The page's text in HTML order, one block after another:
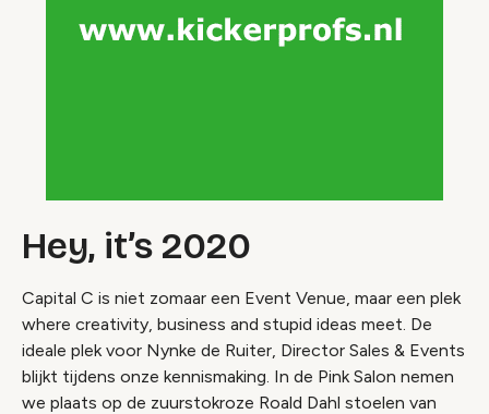
Hey, it’s 2020
Capital C is niet zomaar een Event Venue, maar een plek
where creativity, business and stupid ideas meet. De
ideale plek voor Nynke de Ruiter, Director Sales & Events
blijkt tijdens onze kennismaking. In de Pink Salon nemen
we plaats op de zuurstokroze Roald Dahl stoelen van